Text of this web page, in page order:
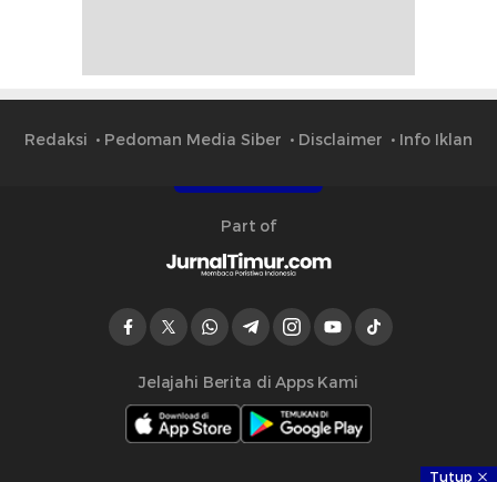
Redaksi Pedoman Media Siber Disclaimer Info Iklan
Part of
Jelajahi Berita di Apps Kami
Tutup